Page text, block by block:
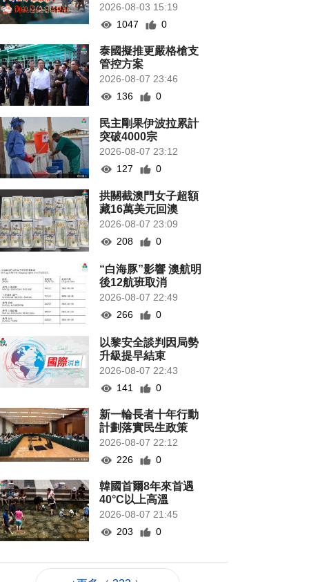
2026-08-03 15:19
1047
0
泰國擬推更嚴格槍支
管控方案
2026-08-07 23:46
136
0
民主剛果伊波拉累計
突破4000宗
2026-08-07 23:12
127
0
拱關截澳門女子超額
藏16萬美元回澳
2026-08-07 23:09
208
0
“白海豚”影響 澳航明
後12航班取消
2026-08-07 22:49
266
0
以黎安全談判因局勢
升級提早結束
2026-08-07 22:43
141
0
新一輪長者十年行動
計劃落實民生政策
2026-08-07 22:12
226
0
韓國首爾8年來首遇
40°C以上高溫
2026-08-07 21:45
203
0